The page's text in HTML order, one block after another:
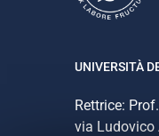
UNIVERSITÀ
Rettrice:
via Ludovico